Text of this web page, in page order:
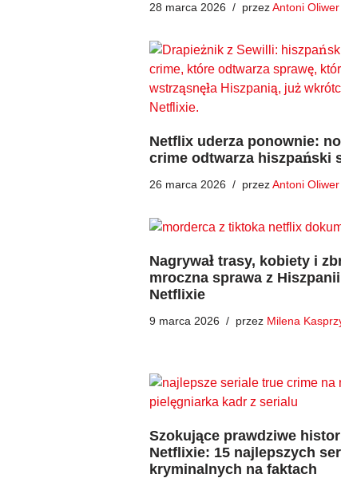
28 marca 2026 przezAntoni Oliwer
Netflix uderza ponownie:
crime odtwarza hiszpański
26 marca 2026 przezAntoni Oliwer
Nagrywał trasy, kobiety i
mroczna sprawa z
Netflixie
9 marca 2026 przez Milena
Szokujące prawdziwe
Netflixie: 15 najlepszych
kryminalnych na faktach